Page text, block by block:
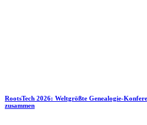
RootsTech 2026: Weltgrößte Genealogie-
zusammen